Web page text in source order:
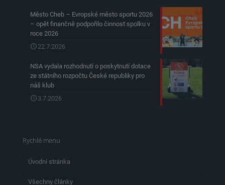
Město Cheb – Evropské město sportu 2026
– opět finančně podpořilo činnost spolku v
roce 2026
22.7.2026
NSA vydala rozhodnutí o poskytnutí dotace
ze státního rozpočtu České republiky pro
náš klub
3.7.2026
Rychlé menu
Úvodní stránka
Všechny články